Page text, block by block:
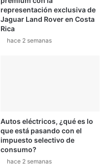
representación exclusiva de
Jaguar Land Rover en Costa
Rica
hace 2 semanas
Autos eléctricos, ¿qué es lo
que está pasando con el
impuesto selectivo de
consumo?
hace 2 semanas